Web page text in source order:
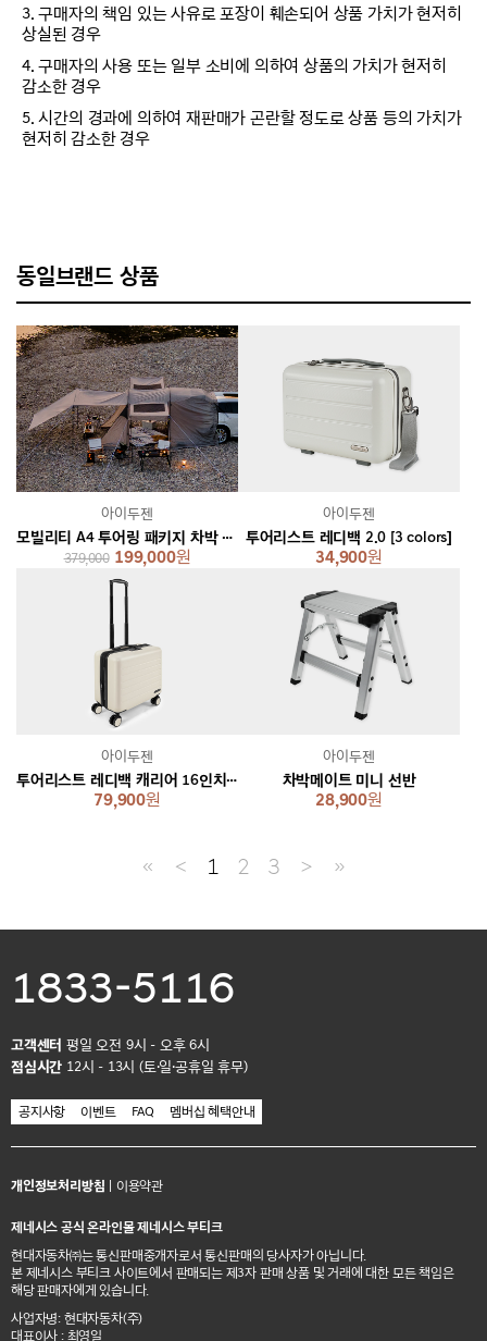
3. 구매자의 책임 있는 사유로 포장이 훼손되어 상품 가치가 현저히
상실된 경우
4. 구매자의 사용 또는 일부 소비에 의하여 상품의 가치가 현저히
감소한 경우
5. 시간의 경과에 의하여 재판매가 곤란할 정도로 상품 등의 가치가
현저히 감소한 경우
동일브랜드 상품
모빌리티 A4 투어링 패키지 차박 텐트 쉘터
379,000 199,000원
아이두젠
투어리스트 레디백 2.0 [3 colors]
34,900원
아이두젠
투어리스트 레디백 캐리어 16인치 [2 colors]
79,900원
아이두젠
차박메이트 미니 선반
28,900원
아이두젠
≪ ＜ 1 2 3 ＞ ≫
1833-5116
고객센터 평일 오전 9시 - 오후 6시
점심시간 12시 - 13시 (토·일·공휴일 휴무)
공지사항 이벤트 FAQ 멤버십 혜택안내
개인정보처리방침 이용약관
제네시스 공식 온라인몰 제네시스 부티크
현대자동차㈜는 통신판매중개자로서 통신판매의 당사자가 아닙니다.
본 제네시스 부티크 사이트에서 판매되는 제3자 판매 상품 및 거래에 대한 모든 책임은
해당 판매자에게 있습니다.
사업자명: 현대자동차(주)
대표이사 : 최영일